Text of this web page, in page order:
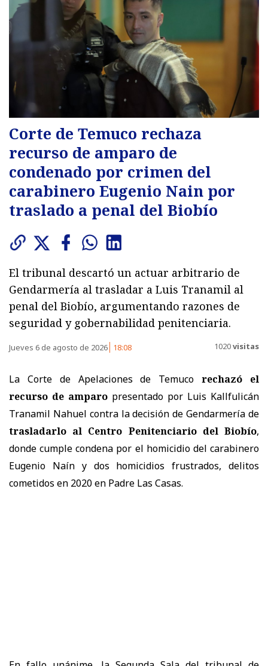
Corte de Temuco rechaza
recurso de amparo de
condenado por crimen del
carabinero Eugenio Nain por
traslado a penal del Biobío
El tribunal descartó un actuar arbitrario de
Gendarmería al trasladar a Luis Tranamil al
penal del Biobío, argumentando razones de
seguridad y gobernabilidad penitenciaria.
Jueves 6 de agosto de 2026 18:08 1020visitas
La Corte de Apelaciones de Temuco rechazó el
recurso de amparo presentado por Luis Kallfulicán
Tranamil Nahuel contra la decisión de Gendarmería de
trasladarlo al Centro Penitenciario del Biobío,
donde cumple condena por el homicidio del carabinero
Eugenio Naín y dos homicidios frustrados, delitos
cometidos en 2020 en Padre Las Casas.